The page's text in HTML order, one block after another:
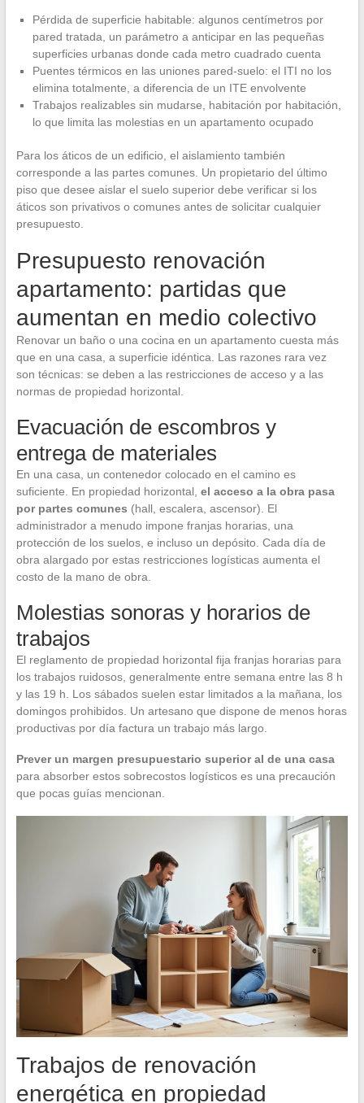
Pérdida de superficie habitable: algunos centímetros por
pared tratada, un parámetro a anticipar en las pequeñas
superficies urbanas donde cada metro cuadrado cuenta
Puentes térmicos en las uniones pared-suelo: el ITI no los
elimina totalmente, a diferencia de un ITE envolvente
Trabajos realizables sin mudarse, habitación por habitación,
lo que limita las molestias en un apartamento ocupado
Para los áticos de un edificio, el aislamiento también
corresponde a las partes comunes. Un propietario del último
piso que desee aislar el suelo superior debe verificar si los
áticos son privativos o comunes antes de solicitar cualquier
presupuesto.
Presupuesto renovación
apartamento: partidas que
aumentan en medio colectivo
Renovar un baño o una cocina en un apartamento cuesta más
que en una casa, a superficie idéntica. Las razones rara vez
son técnicas: se deben a las restricciones de acceso y a las
normas de propiedad horizontal.
Evacuación de escombros y
entrega de materiales
En una casa, un contenedor colocado en el camino es
suficiente. En propiedad horizontal, el acceso a la obra pasa
por partes comunes (hall, escalera, ascensor). El
administrador a menudo impone franjas horarias, una
protección de los suelos, e incluso un depósito. Cada día de
obra alargado por estas restricciones logísticas aumenta el
costo de la mano de obra.
Molestias sonoras y horarios de
trabajos
El reglamento de propiedad horizontal fija franjas horarias para
los trabajos ruidosos, generalmente entre semana entre las 8 h
y las 19 h. Los sábados suelen estar limitados a la mañana, los
domingos prohibidos. Un artesano que dispone de menos horas
productivas por día factura un trabajo más largo.
Prever un margen presupuestario superior al de una casa
para absorber estos sobrecostos logísticos es una precaución
que pocas guías mencionan.
Trabajos de renovación
energética en propiedad